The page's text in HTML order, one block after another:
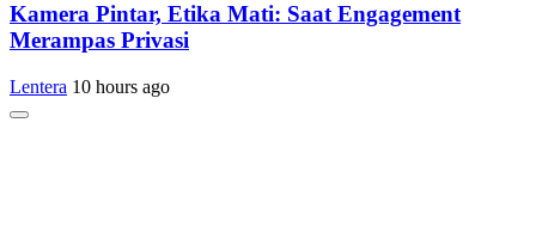
Kamera Pintar, Etika Mati: Saat Engagement
Merampas Privasi
Lentera 10 hours ago